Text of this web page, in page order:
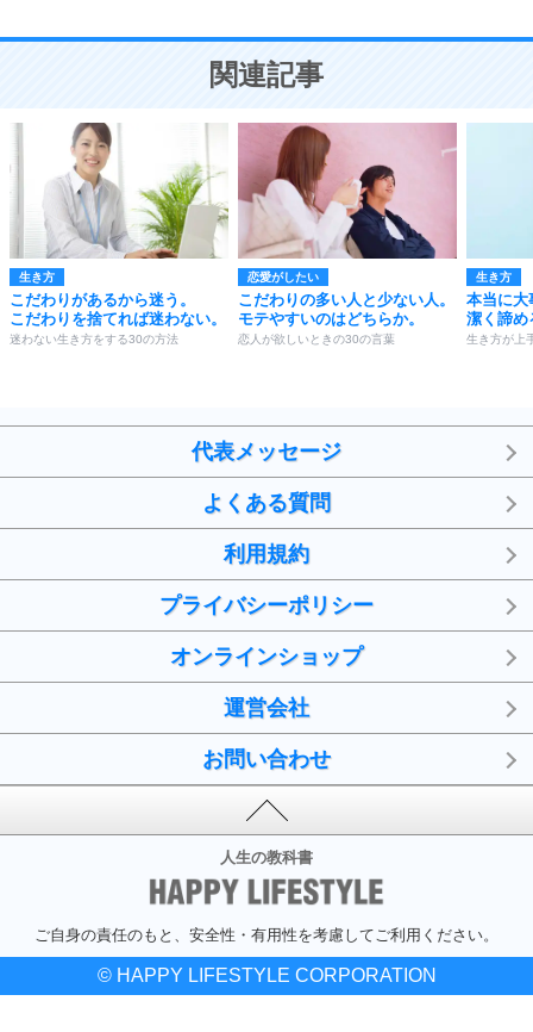
ことが大切。
関連記事
生き方
こだわりがあるから迷う。
こだわりを捨てれば迷わない。
迷わない生き方をする30の方法
恋愛がしたい
こだわりの多い人と少ない人。
モテやすいのはどちらか。
恋人が欲しいときの30の言葉
生き方
本当に大
潔く諦め
生き方が上
代表メッセージ
よくある質問
利用規約
プライバシーポリシー
オンラインショップ
運営会社
お問い合わせ
人生の教科書
ご自身の責任のもと、安全性・有用性を考慮してご利用ください。
© HAPPY LIFESTYLE CORPORATION